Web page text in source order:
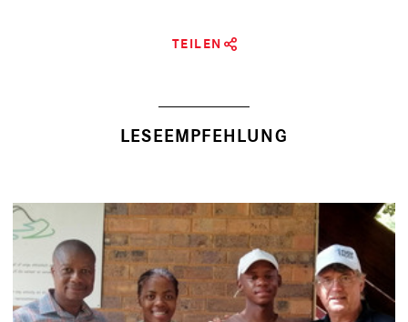
TEILEN
LESEEMPFEHLUNG